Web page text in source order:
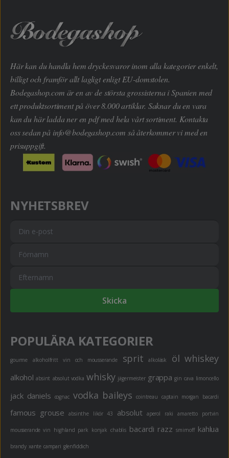
Här kan du handla hem dryckesvaror inom alla kategorier enkelt,
billigt och framför allt lagligt enligt EU-domstolen.
Bodegashop.com är en av de största grossisterna i Spanien med
ett produktsortiment på över 8.000 artiklar. Saknar du en vara
kan du här ladda ner en pdf med hela vårt sortiment. Kontakta
oss sedan på info@bodegashop.com så återkommer vi med en
prisuppgift.
NYHETSBREV
Skicka
POPULÄRA KATEGORIER
gourme alkoholfritt vin och mousserande sprit alkoläsk öl whiskey
alkohol absint absolut vodka whisky jägermeister grappa gin cava limoncello
jack daniels cognac vodka baileys cointreau captain morgan bacardi
famous grouse absinthe likör 43 absolut aperol raki amaretto portvin
mousserande vin highland park konjak chablis bacardi razz smirnoff kahlua
brandy xante campari glenfiddich